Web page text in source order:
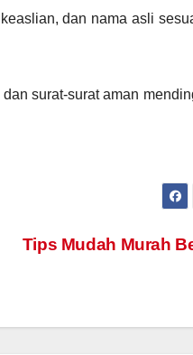
dan nama asli
surat-surat aman
Tips Mudah Murah